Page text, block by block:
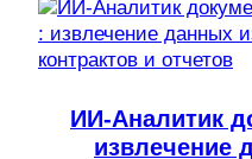
ИИ-Аналитик
извлечение